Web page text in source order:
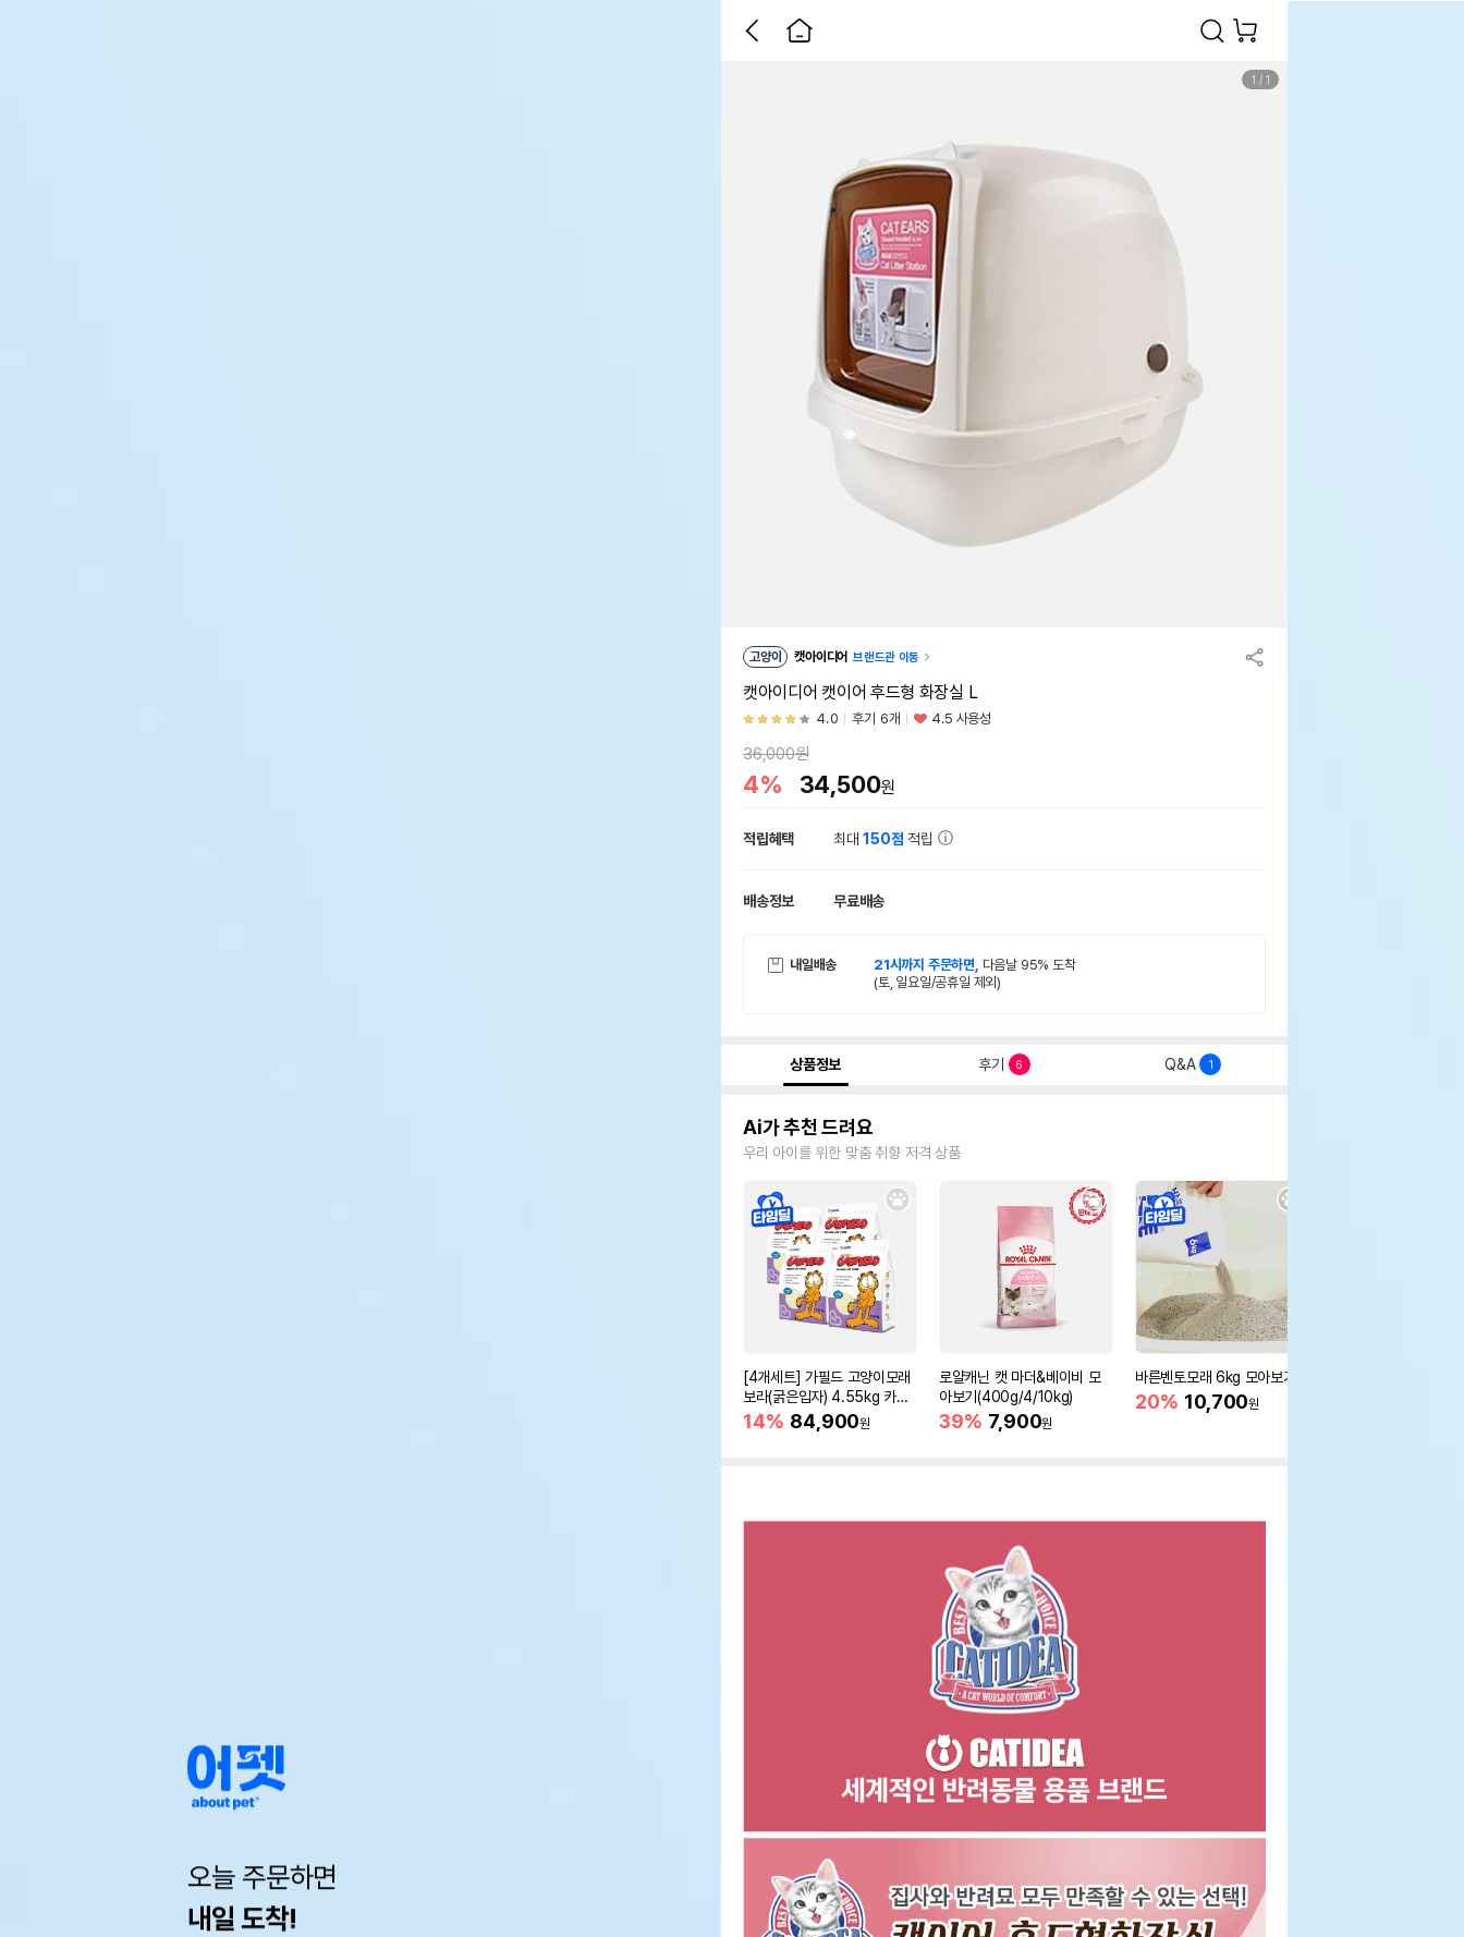
오늘 주문하면
내일 도착!
1 / 1
고양이 캣아이디어 브랜드관 이동
캣아이디어 캣이어 후드형 화장실 L
4.0 후기 6개 4.5 사용성
36,000원
4% 34,500원
적립혜택 최대150점 적립
배송정보 무료배송
내일배송 21시까지 주문하면, 다음날 95% 도착
(토, 일요일/공휴일 제외)
상품정보 후기 6 Q&A 1
Ai가 추천 드려요
우리 아이를 위한 맞춤 취향 저격 상품
[4개세트] 가필드 고양이모래
보라(굵은입자) 4.55kg 카사
바모래
14% 84,900원
로얄캐닌 캣 마더&베이비 모
아보기(400g/4/10kg)
39% 7,900원
바른벤토모래 6kg 모아보기
20% 10,700원